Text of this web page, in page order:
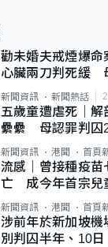
勸未婚夫戒煙爆
心臟兩刀判死緩
新聞資訊 新聞熱話
五歲童遭虐死｜
纍纍 母認罪判囚
類案最惡劣
新聞資訊 港聞 首頁
流感｜曾接種疫
亡 成今年首宗兒
新聞資訊 港聞 首頁
涉前年於新加坡
別判囚半年、10日